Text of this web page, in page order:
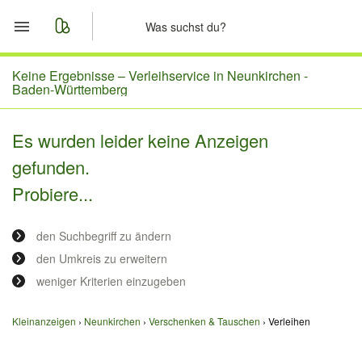
Start
Merkliste
Nachrichten
Anzeige aufgeben
Keine Ergebnisse –Verleihservice in Neunkirchen -
Baden-Württemberg
Es wurden leider keine Anzeigen
gefunden.
Probiere...
den Suchbegriff zu ändern
den Umkreis zu erweitern
weniger Kriterien einzugeben
Kleinanzeigen Neunkirchen Verschenken & Tauschen Verleihen